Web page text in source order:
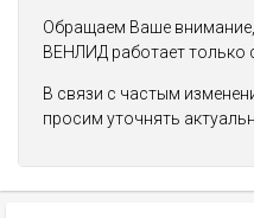
Обращаем Ваше внимание,
ВЕНЛИД работает только
В связи с частым
просим уточнять